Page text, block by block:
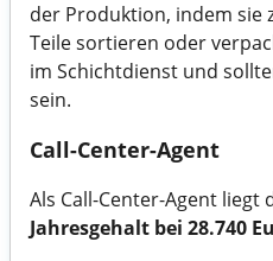
der Produktion, indem sie
Teile sortieren oder
im Schichtdienst und
sein.
Call-Center-Agent
Als Call-Center-Agent
Jahresgehalt bei 28.740